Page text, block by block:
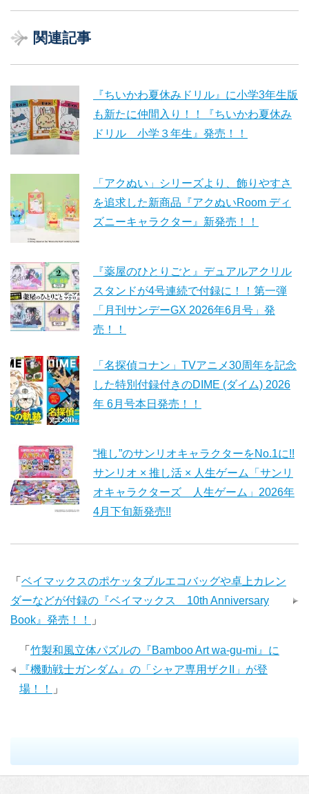
関連記事
『ちいかわ夏休みドリル』に小学3年生版
も新たに仲間入り！！『ちいかわ夏休み
ドリル 小学３年生』発売！！
「アクぬい」シリーズより、飾りやすさ
を追求した新商品『アクぬいRoom ディ
ズニーキャラクター』新発売！！
『薬屋のひとりごと』デュアルアクリル
スタンドが4号連続で付録に！！第一弾
「月刊サンデーGX 2026年6月号」発
売！！
「名探偵コナン」TVアニメ30周年を記念
した特別付録付きのDIME (ダイム) 2026
年 6月号本日発売！！
“推し”のサンリオキャラクターをNo.1に!!
サンリオ × 推し活 × 人生ゲーム「サンリ
オキャラクターズ 人生ゲーム」2026年
4月下旬新発売!!
「 ベイマックスのポケッタブルエコバッグや卓上カレン
ダーなどが付録の『ベイマックス 10th Anniversary
Book』発売！！
」
「 竹製和風立体パズルの『Bamboo Art wa-gu-mi』に
『機動戦士ガンダム』の「シャア専用ザクII」が登
場！！
」